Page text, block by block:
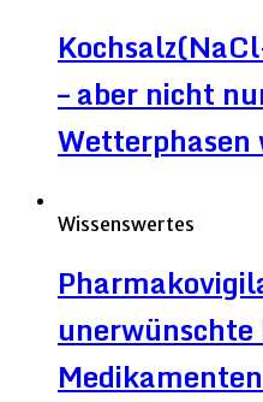
– aber nicht
Wetterphasen
Wissenswertes
unerwünschte